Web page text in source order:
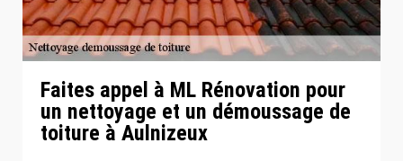
Faites appel à ML Rénovation pour
un nettoyage et un démoussage de
toiture à Aulnizeux